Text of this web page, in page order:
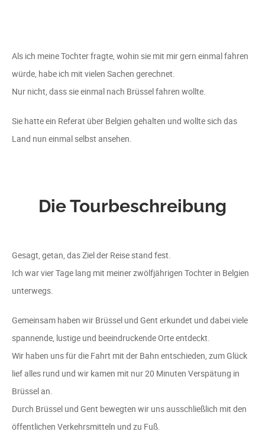
Als ich meine Tochter fragte, wohin sie mit mir gern einmal fahren
würde, habe ich mit vielen Sachen gerechnet.
Nur nicht, dass sie einmal nach Brüssel fahren wollte.
Sie hatte ein Referat über Belgien gehalten und wollte sich das
Land nun einmal selbst ansehen.
Die Tourbeschreibung
Gesagt, getan, das Ziel der Reise stand fest.
Ich war vier Tage lang mit meiner zwölfjährigen Tochter in Belgien
unterwegs.
Gemeinsam haben wir Brüssel und Gent erkundet und dabei viele
spannende, lustige und beeindruckende Orte entdeckt.
Wir haben uns für die Fahrt mit der Bahn entschieden, zum Glück
lief alles rund und wir kamen mit nur 20 Minuten Verspätung in
Brüssel an.
Durch Brüssel und Gent bewegten wir uns ausschließlich mit den
öffentlichen Verkehrsmitteln und zu Fuß.